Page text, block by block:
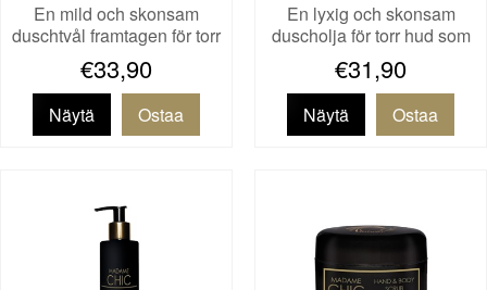
En mild och skonsam
duschtvål framtagen för torr
o…
€33,90
Näytä
En lyxig och skonsam
duscholja för torr hud som
re…
€31,90
Näytä